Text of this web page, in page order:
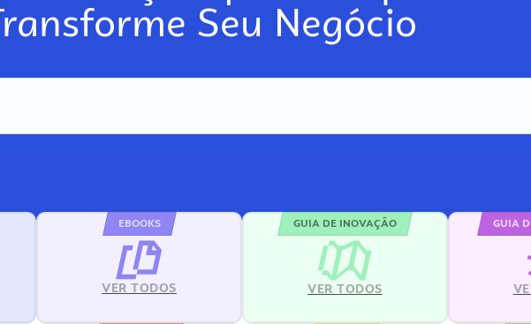
Seu Negócio
EBOOKS
VER TODOS
GUIA DE INOVAÇÃO
VER TODOS
GUIA